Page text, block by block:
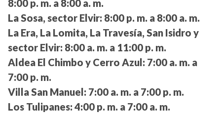
8:00 p. m. a 8:00 a. m.
La Sosa, sector Elvir: 8:00 p. m. a 8:00 a. m.
La Era, La Lomita, La Travesía, San Isidro y
sector Elvir: 8:00 a. m. a 11:00 p. m.
Aldea El Chimbo y Cerro Azul: 7:00 a. m. a
7:00 p. m.
Villa San Manuel: 7:00 a. m. a 7:00 p. m.
Los Tulipanes: 4:00 p. m. a 7:00 a. m.